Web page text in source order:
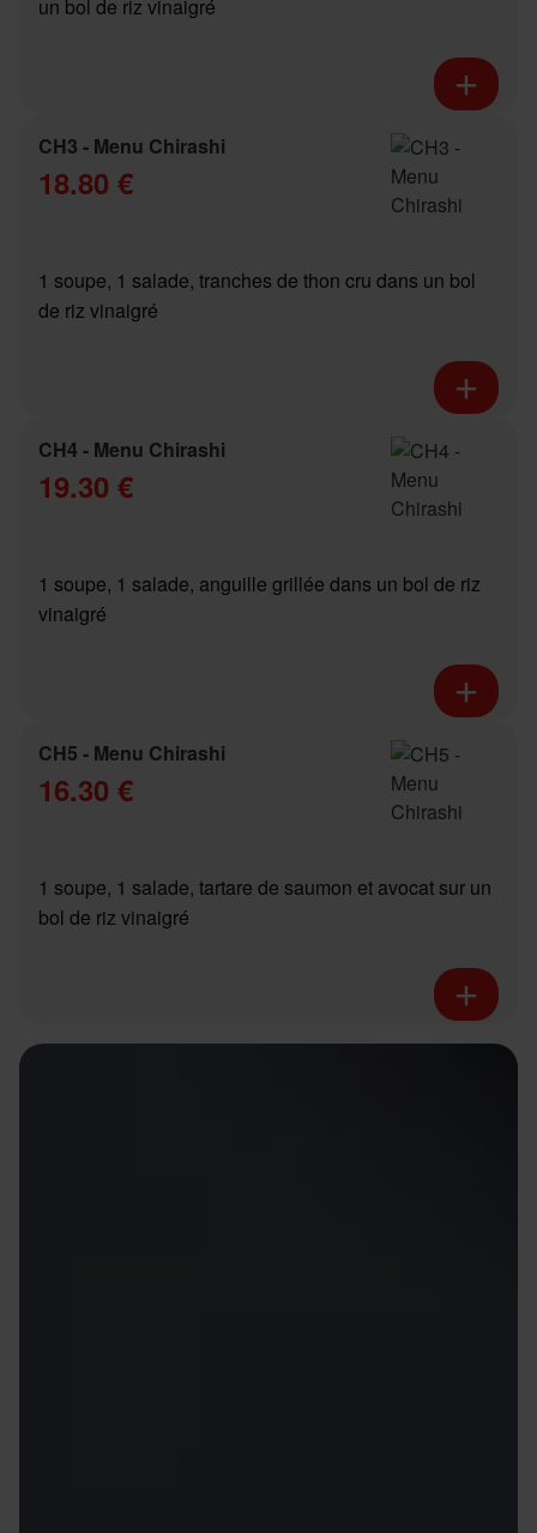
un bol de riz vinaigré
CH3 - Menu Chirashi
18.80 €
1 soupe, 1 salade, tranches de thon cru dans un bol
de riz vinaigré
CH4 - Menu Chirashi
19.30 €
1 soupe, 1 salade, anguille grillée dans un bol de riz
vinaigré
CH5 - Menu Chirashi
16.30 €
1 soupe, 1 salade, tartare de saumon et avocat sur un
bol de riz vinaigré